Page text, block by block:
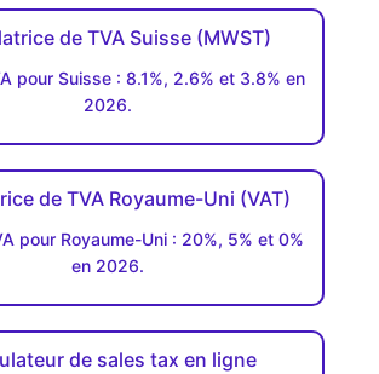
de TVA Suisse (MWST)
pour Suisse : 8.1%, 2.6% et 3.8% en
2026.
de TVA Royaume-Uni (VAT)
pour Royaume-Uni : 20%, 5% et 0%
en 2026.
de sales tax en ligne